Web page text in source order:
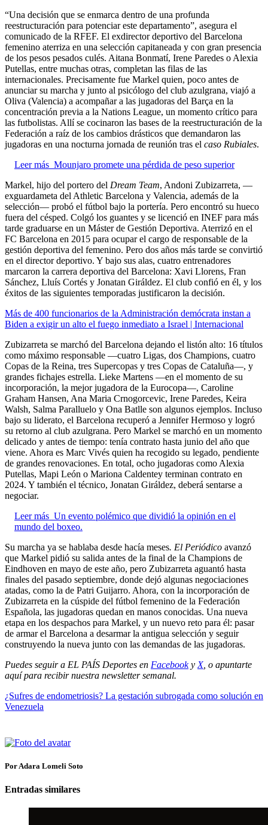
“Una decisión que se enmarca dentro de una profunda
reestructuración para potenciar este departamento”, asegura el
comunicado de la RFEF. El exdirector deportivo del Barcelona
femenino aterriza en una selección capitaneada y con gran presencia
de los pesos pesados culés. Aitana Bonmatí, Irene Paredes o Alexia
Putellas, entre muchas otras, completan las filas de las
internacionales. Precisamente fue Markel quien, poco antes de
anunciar su marcha y junto al psicólogo del club azulgrana, viajó a
Oliva (Valencia) a acompañar a las jugadoras del Barça en la
concentración previa a la Nations League, un momento crítico para
las futbolistas. Allí se cocinaron las bases de la reestructuración de la
Federación a raíz de los cambios drásticos que demandaron las
jugadoras en una nocturna jornada de reunión tras el caso Rubiales.
Leer más Mounjaro promete una pérdida de peso superior
Markel, hijo del portero del Dream Team, Andoni Zubizarreta, —
exguardameta del Athletic Barcelona y Valencia, además de la
selección— probó el fútbol bajo la portería. Pero encontró su hueco
fuera del césped. Colgó los guantes y se licenció en INEF para más
tarde graduarse en un Máster de Gestión Deportiva. Aterrizó en el
FC Barcelona en 2015 para ocupar el cargo de responsable de la
gestión deportiva del femenino. Pero dos años más tarde se convirtió
en el director deportivo. Y bajo sus alas, cuatro entrenadores
marcaron la carrera deportiva del Barcelona: Xavi Llorens, Fran
Sánchez, Lluís Cortés y Jonatan Giráldez. El club confió en él, y los
éxitos de las siguientes temporadas justificaron la decisión.
Más de 400 funcionarios de la Administración demócrata instan a
Biden a exigir un alto el fuego inmediato a Israel | Internacional
Zubizarreta se marchó del Barcelona dejando el listón alto: 16 títulos
como máximo responsable —cuatro Ligas, dos Champions, cuatro
Copas de la Reina, tres Supercopas y tres Copas de Cataluña—, y
grandes fichajes estrella. Lieke Martens —en el momento de su
incorporación, la mejor jugadora de la Eurocopa—, Caroline
Graham Hansen, Ana Maria Crnogorcevic, Irene Paredes, Keira
Walsh, Salma Paralluelo y Ona Batlle son algunos ejemplos. Incluso
bajo su liderato, el Barcelona recuperó a Jennifer Hermoso y logró
su retorno al club azulgrana. Pero Markel se marchó en un momento
delicado y antes de tiempo: tenía contrato hasta junio del año que
viene. Ahora es Marc Vivés quien ha recogido su legado, pendiente
de grandes renovaciones. En total, ocho jugadoras como Alexia
Putellas, Mapi León o Mariona Caldentey terminan contrato en
2024. Y también el técnico, Jonatan Giráldez, deberá sentarse a
negociar.
Leer más Un evento polémico que dividió la opinión en el
mundo del boxeo.
Su marcha ya se hablaba desde hacía meses. El Periódico avanzó
que Markel pidió su salida antes de la final de la Champions de
Eindhoven en mayo de este año, pero Zubizarreta aguantó hasta
finales del pasado septiembre, donde dejó algunas negociaciones
atadas, como la de Patri Guijarro. Ahora, con la incorporación de
Zubizarreta en la cúspide del fútbol femenino de la Federación
Española, las jugadoras quedan en manos conocidas. Una nueva
etapa en los despachos para Markel, y un nuevo reto para él: pasar
de armar el Barcelona a desarmar la antigua selección y seguir
construyendo la nueva junto con las demandas de las jugadoras.
Puedes seguir a EL PAÍS Deportes en Facebooky X, o apuntarte
aquí para recibirnuestra newsletter semanal.
¿Sufres de endometriosis? La gestación subrogada como solución en
Venezuela
Por Adara Lomeli Soto
Entradas similares